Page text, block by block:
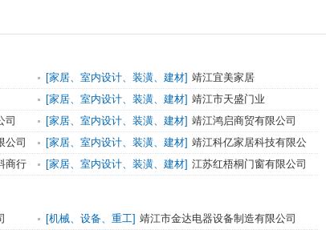
[家居、室内设计、装潢、建材] 靖江宜美家居
[家居、室内设计、装潢、建材] 靖江市天盛门业
司 [家居、室内设计、装潢、建材] 靖江鸿启商贸有限公司
公司 [家居、室内设计、装潢、建材] 靖江科亿家居科技有限公
司
商行 [家居、室内设计、装潢、建材] 江苏红梧桐门窗有限公司
[机械、设备、重工] 靖江市金达电器设备制造有限公司